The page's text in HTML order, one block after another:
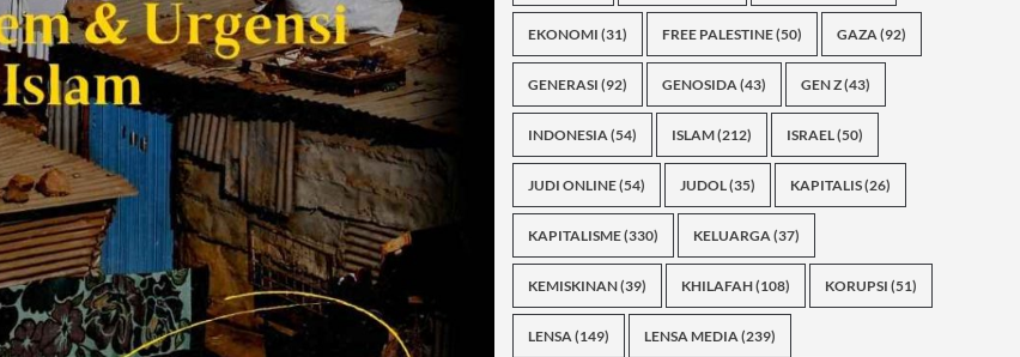
EKONOMI (31) FREE PALESTINE(50) GAZA(92)
GENERASI (92) GENOSIDA(43) GEN Z(43)
INDONESIA(54) ISLAM(212) ISRAEL(50)
JUDI ONLINE(54) JUDOL(35) KAPITALIS(26)
KAPITALISME(330) KELUARGA(37)
KEMISKINAN(39) KHILAFAH(108) KORUPSI (51)
LENSA(149) LENSA MEDIA(239)